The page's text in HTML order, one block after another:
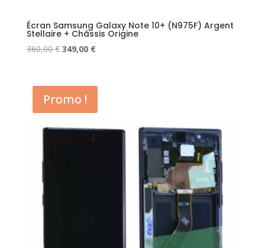
Écran Samsung Galaxy Note 10+ (N975F) Argent
Stellaire + Châssis Origine
360,00€ Le
était :
360,00 €.
349,00 €Le
est :
Promo !